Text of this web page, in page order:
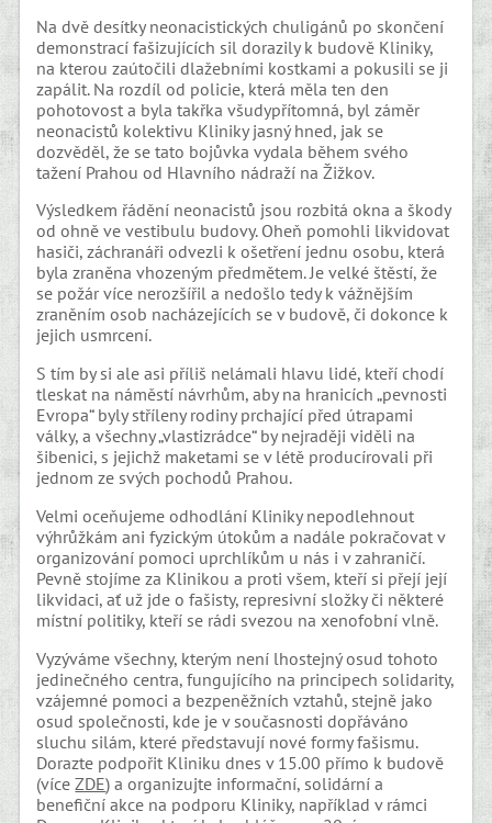
Na dvě desítky neonacistických chuligánů po skončení
demonstrací fašizujících sil dorazily k budově Kliniky,
na kterou zaútočili dlažebními kostkami a pokusili se ji
zapálit. Na rozdíl od policie, která měla ten den
pohotovost a byla takřka všudypřítomná, byl záměr
neonacistů kolektivu Kliniky jasný hned, jak se
dozvěděl, že se tato bojůvka vydala během svého
tažení Prahou od Hlavního nádraží na Žižkov.
Výsledkem řádění neonacistů jsou rozbitá okna a škody
od ohně ve vestibulu budovy. Oheň pomohli likvidovat
hasiči, záchranáři odvezli k ošetření jednu osobu, která
byla zraněna vhozeným předmětem. Je velké štěstí, že
se požár více nerozšířil a nedošlo tedy k vážnějším
zraněním osob nacházejících se v budově, či dokonce k
jejich usmrcení.
S tím by si ale asi příliš nelámali hlavu lidé, kteří chodí
tleskat na náměstí návrhům, aby na hranicích „pevnosti
Evropa“ byly stříleny rodiny prchající před útrapami
války, a všechny „vlastizrádce“ by nejraději viděli na
šibenici, s jejichž maketami se v létě producírovali při
jednom ze svých pochodů Prahou.
Velmi oceňujeme odhodlání Kliniky nepodlehnout
výhrůžkám ani fyzickým útokům a nadále pokračovat v
organizování pomoci uprchlíkům u nás i v zahraničí.
Pevně stojíme za Klinikou a proti všem, kteří si přejí její
likvidaci, ať už jde o fašisty, represivní složky či některé
místní politiky, kteří se rádi svezou na xenofobní vlně.
Vyzýváme všechny, kterým není lhostejný osud tohoto
jedinečného centra, fungujícího na principech solidarity,
vzájemné pomoci a bezpeněžních vztahů, stejně jako
osud společnosti, kde je v současnosti dopřáváno
sluchu silám, které představují nové formy fašismu.
Dorazte podpořit Kliniku dnes v 15.00 přímo k budově
(víceZDE) a organizujte informační, solidární a
benefiční akce na podporu Kliniky, například v rámci